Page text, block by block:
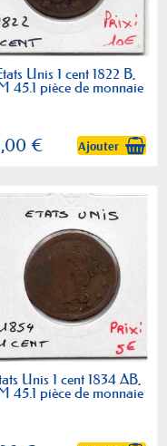
Unis 1 cent 1822 B,
45.1 pièce de monnaie
€ Ajouter
Unis 1 cent 1834 AB,
45.1 pièce de monnaie